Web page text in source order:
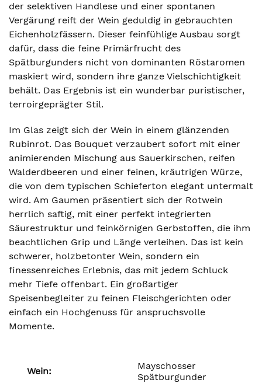
der selektiven Handlese und einer spontanen
Vergärung reift der Wein geduldig in gebrauchten
Eichenholzfässern. Dieser feinfühlige Ausbau sorgt
dafür, dass die feine Primärfrucht des
Spätburgunders nicht von dominanten Röstaromen
maskiert wird, sondern ihre ganze Vielschichtigkeit
behält. Das Ergebnis ist ein wunderbar puristischer,
terroirgeprägter Stil.
Im Glas zeigt sich der Wein in einem glänzenden
Rubinrot. Das Bouquet verzaubert sofort mit einer
animierenden Mischung aus Sauerkirschen, reifen
Walderdbeeren und einer feinen, kräutrigen Würze,
die von dem typischen Schieferton elegant untermalt
wird. Am Gaumen präsentiert sich der Rotwein
herrlich saftig, mit einer perfekt integrierten
Säurestruktur und feinkörnigen Gerbstoffen, die ihm
beachtlichen Grip und Länge verleihen. Das ist kein
schwerer, holzbetonter Wein, sondern ein
finessenreiches Erlebnis, das mit jedem Schluck
mehr Tiefe offenbart. Ein großartiger
Speisenbegleiter zu feinen Fleischgerichten oder
einfach ein Hochgenuss für anspruchsvolle
Momente.
Wein:
Mayschosser
Spätburgunder